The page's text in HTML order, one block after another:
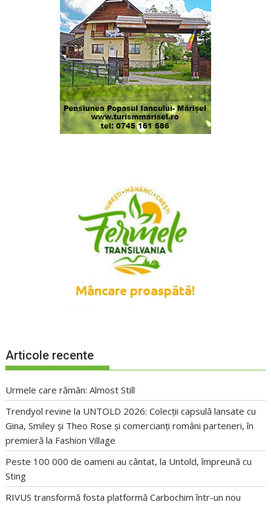
Articole recente
Urmele care rămân: Almost Still
Trendyol revine la UNTOLD 2026: Colecții capsulă lansate cu
Gina, Smiley și Theo Rose și comercianți români parteneri, în
premieră la Fashion Village
Peste 100 000 de oameni au cântat, la Untold, împreună cu
Sting
RIVUS transformă fosta platformă Carbochim într-un nou